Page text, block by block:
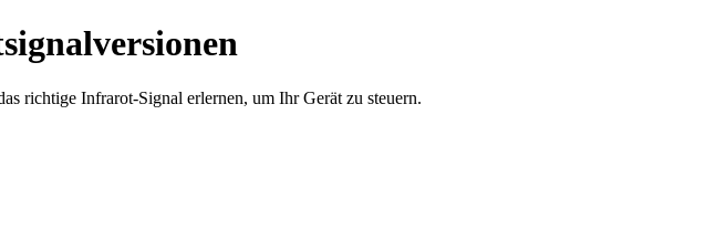
richtige Infrarot-Signal erlernen, um Ihr Gerät zu steuern.